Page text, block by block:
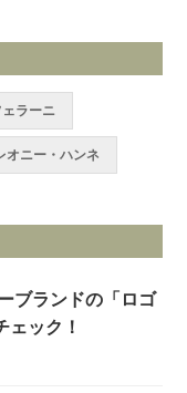
ラーニ
オニー・ハンネ
ブランドの「ロゴ
ェック！